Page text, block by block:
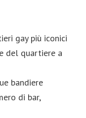
gay più iconici
del quartiere a
bandiere
di bar,